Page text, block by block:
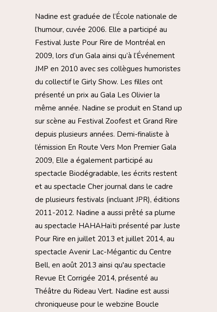
Nadine est graduée de l’École nationale de
l’humour, cuvée 2006. Elle a participé au
Festival Juste Pour Rire de Montréal en
2009, lors d’un Gala ainsi qu’à l’Événement
JMP en 2010 avec ses collègues humoristes
du collectif le Girly Show. Les filles ont
présenté un prix au Gala Les Olivier la
même année. Nadine se produit en Stand up
sur scène au Festival Zoofest et Grand Rire
depuis plusieurs années. Demi-finaliste à
l’émission En Route Vers Mon Premier Gala
2009, Elle a également participé au
spectacle Biodégradable, les écrits restent
et au spectacle Cher journal dans le cadre
de plusieurs festivals (incluant JPR), éditions
2011-2012. Nadine a aussi prêté sa plume
au spectacle HAHAHaïti présenté par Juste
Pour Rire en juillet 2013 et juillet 2014, au
spectacle Avenir Lac-Mégantic du Centre
Bell, en août 2013 ainsi qu'au spectacle
Revue Et Corrigée 2014, présenté au
Théâtre du Rideau Vert. Nadine est aussi
chroniqueuse pour le webzine Boucle